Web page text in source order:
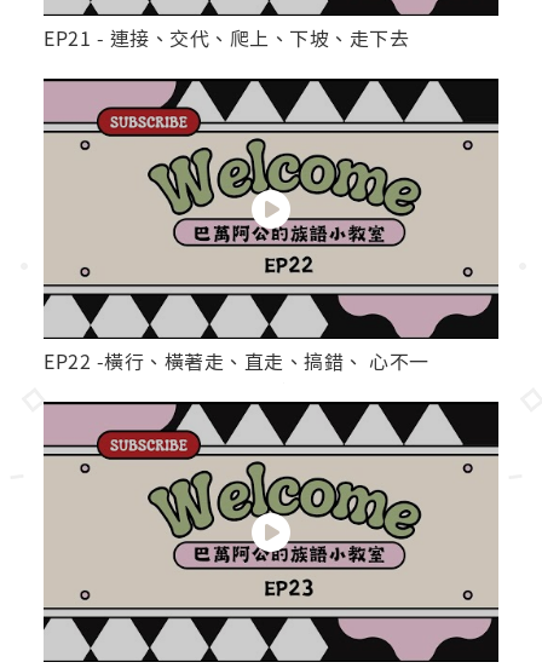
EP21 - 連接、交代、爬上、下坡、走下去
EP22 -橫行、橫著走、直走、搞錯、 心不一